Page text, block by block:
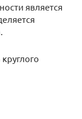
является